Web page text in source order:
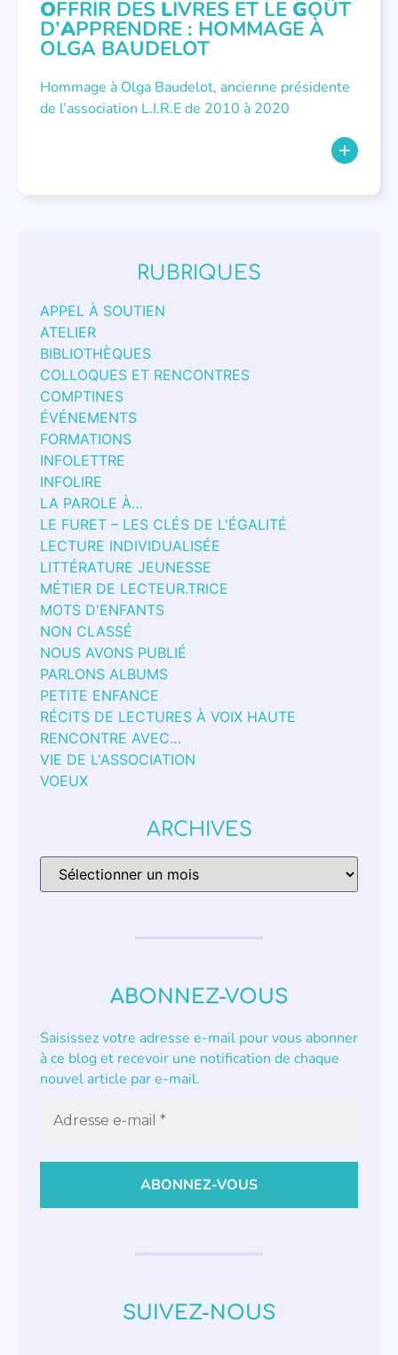
OFFRIR DES LIVRES ET LE GOÛT
D’APPRENDRE : HOMMAGE À
OLGA BAUDELOT
Hommage à Olga Baudelot, ancienne présidente
de l’association L.I.R.E de 2010 à 2020
RUBRIQUES
APPEL À SOUTIEN
ATELIER
BIBLIOTHÈQUES
COLLOQUES ET RENCONTRES
COMPTINES
ÉVÉNEMENTS
FORMATIONS
INFOLETTRE
INFOLIRE
LA PAROLE À…
LE FURET – LES CLÉS DE L'ÉGALITÉ
LECTURE INDIVIDUALISÉE
LITTÉRATURE JEUNESSE
MÉTIER DE LECTEUR.TRICE
MOTS D'ENFANTS
NON CLASSÉ
NOUS AVONS PUBLIÉ
PARLONS ALBUMS
PETITE ENFANCE
RÉCITS DE LECTURES À VOIX HAUTE
RENCONTRE AVEC…
VIE DE L'ASSOCIATION
VOEUX
ARCHIVES
ABONNEZ-VOUS
Saisissez votre adresse e-mail pour vous abonner
à ce blog et recevoir une notification de chaque
nouvel article par e-mail.
SUIVEZ-NOUS